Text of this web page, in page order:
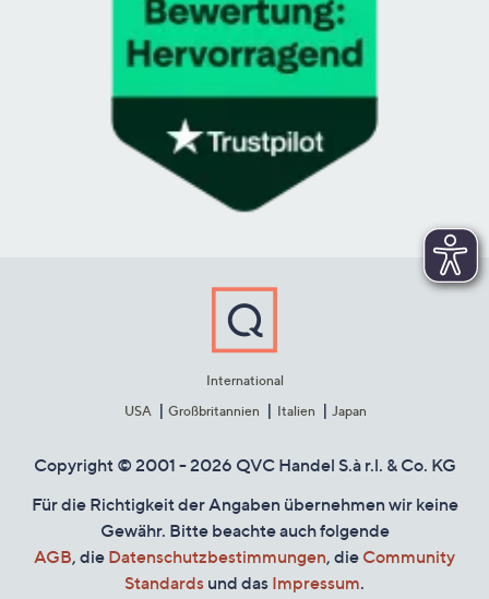
International
USA
Großbritannien Italien Japan
Copyright © 2001 - 2026 QVC Handel S.à r.l. & Co. KG
Für die Richtigkeit der Angaben übernehmen wir keine
Gewähr. Bitte beachte auch folgende
AGB, die Datenschutzbestimmungen, die Community
Standards und das Impressum.